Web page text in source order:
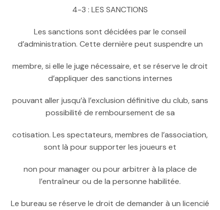
4-3 : LES SANCTIONS
Les sanctions sont décidées par le conseil
d’administration. Cette dernière peut suspendre un
membre, si elle le juge nécessaire, et se réserve le droit
d’appliquer des sanctions internes
pouvant aller jusqu’à l’exclusion définitive du club, sans
possibilité de remboursement de sa
cotisation. Les spectateurs, membres de l’association,
sont là pour supporter les joueurs et
non pour manager ou pour arbitrer à la place de
l’entraîneur ou de la personne habilitée.
Le bureau se réserve le droit de demander à un licencié